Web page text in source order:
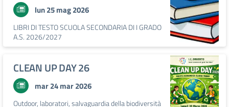
lun 25 mag 2026
LIBRI DI TESTO SCUOLA SECONDARIA DI I GRADO
A.S. 2026/2027
CLEAN UP DAY 26
mar 24 mar 2026
Outdoor, laboratori, salvaguardia della biodiversità